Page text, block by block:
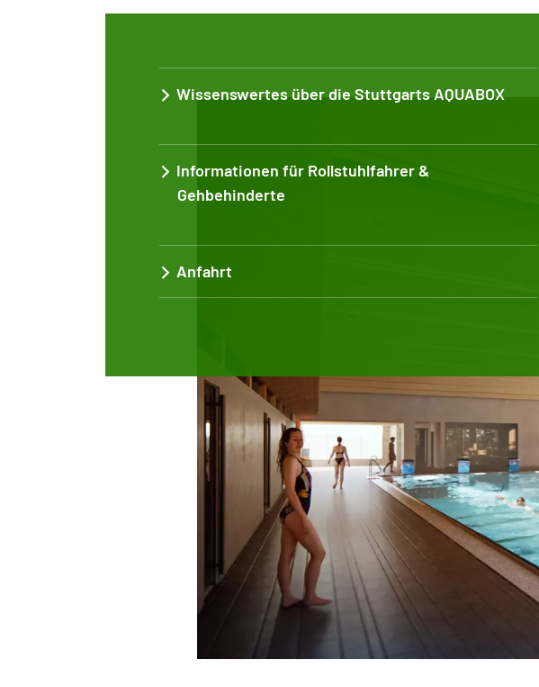
Wissenswertes über die Stuttgarts AQUABOX
Informationen für Rollstuhlfahrer &
Gehbehinderte
Anfahrt